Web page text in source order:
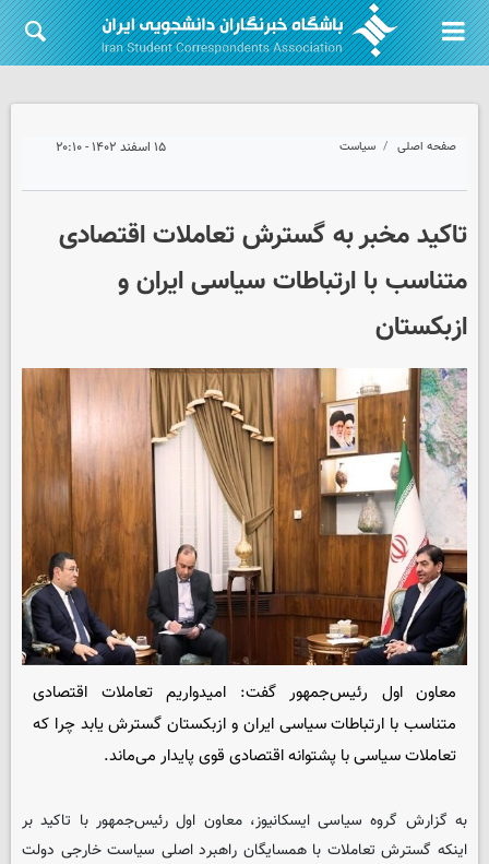
صفحه اصلی سیاست ۱۵ اسفند ۱۴۰۲ - ۲۰:۱۰
تاکید مخبر به گسترش تعاملات اقتصادی
متناسب با ارتباطات سیاسی ایران و
ازبکستان
معاون اول رئیس‌جمهور گفت: امیدواریم تعاملات اقتصادی
متناسب با ارتباطات سیاسی ایران و ازبکستان گسترش یابد چرا که
تعاملات سیاسی با پشتوانه اقتصادی قوی پایدار می‌ماند.
به گزارش گروه سیاسیایسکانیوز، معاون اول رئیس‌جمهور با تاکید بر
اینکه گسترش تعاملات با همسایگان راهبرد اصلی سیاست خارجی دولت